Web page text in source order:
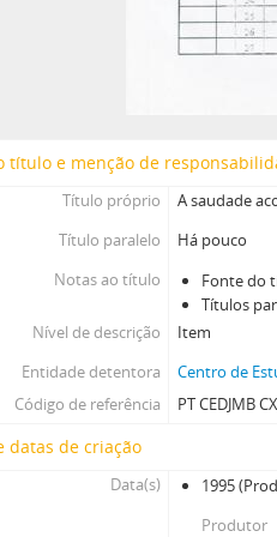
[Caixa] Caixa 14
[Caixa] Caixa 15
[Caixa] Caixa 21
[Caixa] Caixa 23
[Caixa] Caixa 26
[Caixa] Caixa 27
[Caixa] Caixa 28
[Caixa] Caixa 30
[Caixa] Caixa 31
título e menção de
Título próprio
A saudade
Título paralelo
Há pouco
Notas ao título
Fonte do
Títulos
Nível de descrição
Item
Entidade detentora
Centro de
Código de referência
PT CEDJMB
datas de criação
Data(s) 1995
Produtor